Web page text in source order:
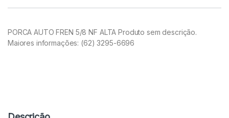
PORCA AUTO FREN 5/8 NF ALTA Produto sem descrição.
Maiores informações: (62) 3295-6696